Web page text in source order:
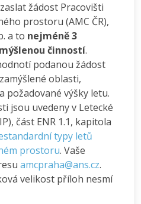
žádost Pracovišti
prostoru (AMC ČR),
a to nejméně 3
činností.
podanou žádost
oblasti,
požadované výšky letu.
jsou uvedeny v Letecké
část ENR 1.1, kapitola
typy letů
prostoru. Vaše
amcpraha@ans.cz.
velikost příloh nesmí